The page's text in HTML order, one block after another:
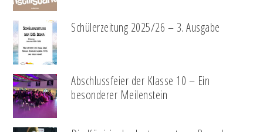
Schülerzeitung 2025/26 – 3. Ausgabe
Abschlussfeier der Klasse 10 – Ein
besonderer Meilenstein